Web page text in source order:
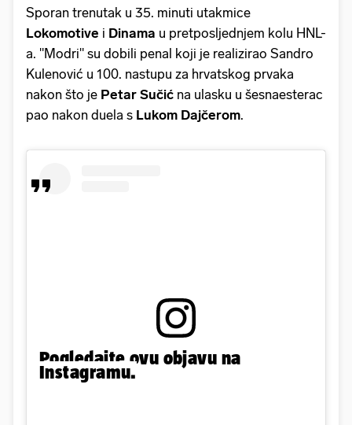
Sporan trenutak u 35. minuti utakmice
Lokomotive i Dinama u pretposljednjem kolu HNL-
a. "Modri" su dobili penal koji je realizirao Sandro
Kulenović u 100. nastupu za hrvatskog prvaka
nakon što je Petar Sučić na ulasku u šesnaesterac
pao nakon duela s Lukom Dajčerom.
Pogledajte ovu objavu na
Instagramu.